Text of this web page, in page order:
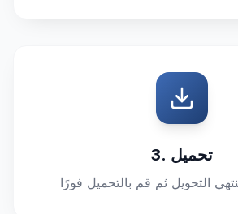
3. تحميل